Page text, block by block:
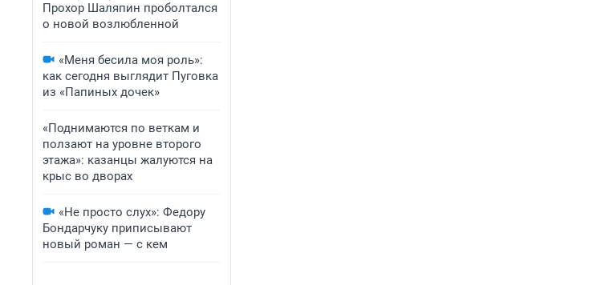
Прохор Шаляпин проболтался
о новой возлюбленной
«Меня бесила моя роль»:
как сегодня выглядит Пуговка
из «Папиных дочек»
«Поднимаются по веткам и
ползают на уровне второго
этажа»: казанцы жалуются на
крыс во дворах
«Не просто слух»: Федору
Бондарчуку приписывают
новый роман — с кем